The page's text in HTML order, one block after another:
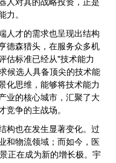
。
人才的需求也呈现出结构
德森猎头，在服务众多机
估标准已经从"技术能力
候选人具备顶尖的技术能
化思维，能够将技术能力
业的核心城市，汇聚了大
争的主战场。
构也在发生显著变化。过
和物流领域；而如今，医
正在成为新的增长极。宇